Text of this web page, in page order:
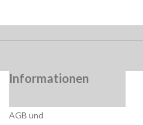
Informationen
AGB und